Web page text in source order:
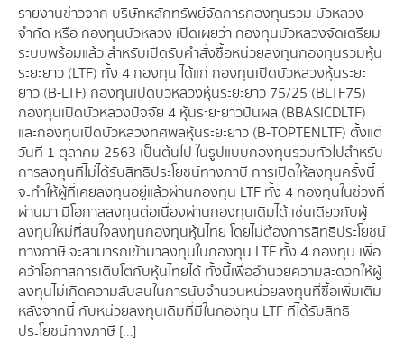
รายงานข่าวจาก บริษัทหลักทรัพย์จัดการกองทุนรวม บัวหลวง
จำกัด หรือ กองทุนบัวหลวง เปิดเผยว่า กองทุนบัวหลวงจัดเตรียม
ระบบพร้อมแล้ว สำหรับเปิดรับคำสั่งซื้อหน่วยลงทุนกองทุนรวมหุ้น
ระยะยาว (LTF) ทั้ง 4 กองทุน ได้แก่ กองทุนเปิดบัวหลวงหุ้นระยะ
ยาว (B-LTF) กองทุนเปิดบัวหลวงหุ้นระยะยาว 75/25 (BLTF75)
กองทุนเปิดบัวหลวงปัจจัย 4 หุ้นระยะยาวปันผล (BBASICDLTF)
และกองทุนเปิดบัวหลวงทศพลหุ้นระยะยาว (B-TOPTENLTF) ตั้งแต่
วันที่ 1 ตุลาคม 2563 เป็นต้นไป ในรูปแบบกองทุนรวมทั่วไปสำหรับ
การลงทุนที่ไม่ได้รับสิทธิประโยชน์ทางภาษี การเปิดให้ลงทุนครั้งนี้
จะทำให้ผู้ที่เคยลงทุนอยู่แล้วผ่านกองทุน LTF ทั้ง 4 กองทุนในช่วงที่
ผ่านมา มีโอกาสลงทุนต่อเนื่องผ่านกองทุนเดิมได้ เช่นเดียวกับผู้
ลงทุนใหม่ที่สนใจลงทุนกองทุนหุ้นไทย โดยไม่ต้องการสิทธิประโยชน์
ทางภาษี จะสามารถเข้ามาลงทุนในกองทุน LTF ทั้ง 4 กองทุน เพื่อ
คว้าโอกาสการเติบโตกับหุ้นไทยได้ ทั้งนี้เพื่ออำนวยความสะดวกให้ผู้
ลงทุนไม่เกิดความสับสนในการนับจำนวนหน่วยลงทุนที่ซื้อเพิ่มเติม
หลังจากนี้ กับหน่วยลงทุนเดิมที่มีในกองทุน LTF ที่ได้รับสิทธิ
ประโยชน์ทางภาษี […]